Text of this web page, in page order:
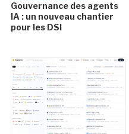
Gouvernance des agents
IA : un nouveau chantier
pour les DSI